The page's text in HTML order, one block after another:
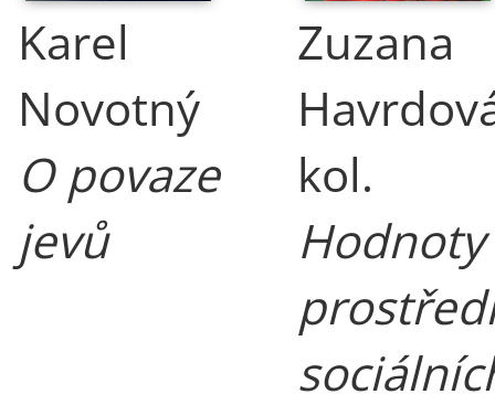
Karel
Novotný
O povaze
jevů
Zuzana
kol.
Hodnoty